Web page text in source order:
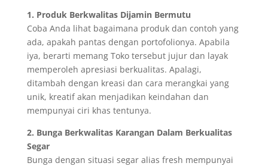
1. Produk Berkwalitas Dijamin Bermutu
Coba Anda lihat bagaimana produk dan contoh yang
ada, apakah pantas dengan portofolionya. Apabila
iya, berarti memang Toko tersebut jujur dan layak
memperoleh apresiasi berkualitas. Apalagi,
ditambah dengan kreasi dan cara merangkai yang
unik, kreatif akan menjadikan keindahan dan
mempunyai ciri khas tentunya.
2. Bunga Berkwalitas Karangan Dalam Berkualitas
Segar
Bunga dengan situasi segar alias fresh mempunyai